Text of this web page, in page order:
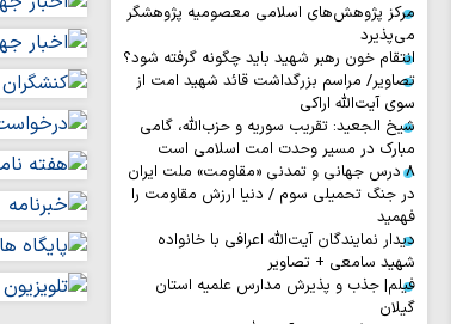
مرکز پژوهش‌های اسلامی معصومیه پژوهشگر
می‌پذیرد
انتقام خون رهبر شهید باید چگونه گرفته شود؟
تصاویر/ مراسم بزرگداشت قائد شهید امت از
سوی آیت‌الله اراکی
شیخ الجعید: تقریب سوریه و حزب‌الله، گامی
مبارک در مسیر وحدت امت اسلامی است
۸ درس جهانی و تمدنی «مقاومت» ملت ایران
در جنگ تحمیلی سوم / دنیا ارزش مقاومت را
فهمید
دیدار نمایندگان آیت‌الله اعرافی با خانواده
شهید سامعی + تصاویر
فیلم| جذب و پذیرش مدارس علمیه استان
گیلان